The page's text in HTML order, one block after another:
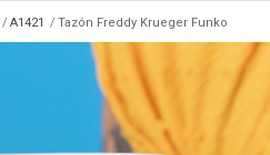
A1421 Tazón Freddy Krueger Funko